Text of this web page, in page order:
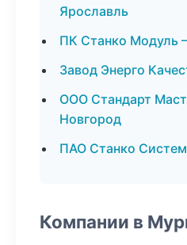
Ярославль
ПК Станко Модуль
Завод Энерго
ООО Стандарт
Новгород
ПАО Станко
Компании в